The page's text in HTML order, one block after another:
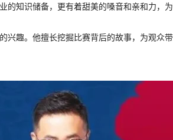
的知识储备，更有着甜美的嗓音和亲和力，
兴趣。他擅长挖掘比赛背后的故事，为观众